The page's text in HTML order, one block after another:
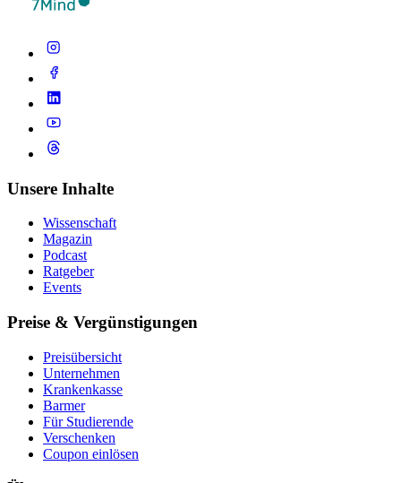
Unsere Inhalte
Wissenschaft
Magazin
Podcast
Ratgeber
Events
Preise & Vergünstigungen
Preisübersicht
Unternehmen
Krankenkasse
Barmer
Für Studierende
Ver­schen­ken
Coupon einlösen